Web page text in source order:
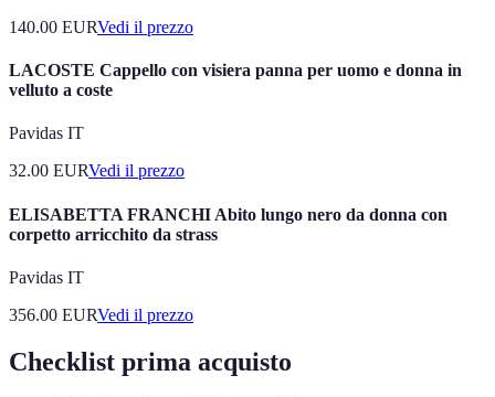
140.00 EURVedi il prezzo
LACOSTE Cappello con visiera panna per uomo e donna in
velluto a coste
Pavidas IT
32.00 EURVedi il prezzo
ELISABETTA FRANCHI Abito lungo nero da donna con
corpetto arricchito da strass
Pavidas IT
356.00 EURVedi il prezzo
Checklist prima acquisto